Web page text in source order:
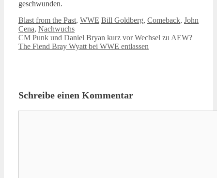
geschwunden.
Kategorien
Blast from the Past, WWE Schlagwörter
Bill Goldberg, Comeback, John
Cena, Nachwuchs
CM Punk und Daniel Bryan kurz vor Wechsel zu AEW?
The Fiend Bray Wyatt bei WWE entlassen
Schreibe einen Kommentar